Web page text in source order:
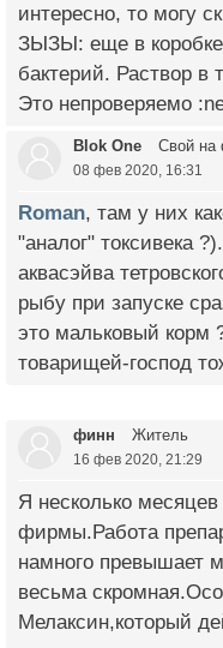
интересно, то могу
ЗЫЗЫ: еще в
бактерий. Раствор в
Это непроверяемо
Blok One Свой на
08 фев 2020, 16:31
Roman, там у них
"аналог" токсивека
аквасэйва
рыбу при запуске
это мальковый корм
товарищей-господ
финн Житель
16 фев 2020, 21:29
Я несколько
фирмы.Работа
намного превышает
весьма
Мелаксин,который